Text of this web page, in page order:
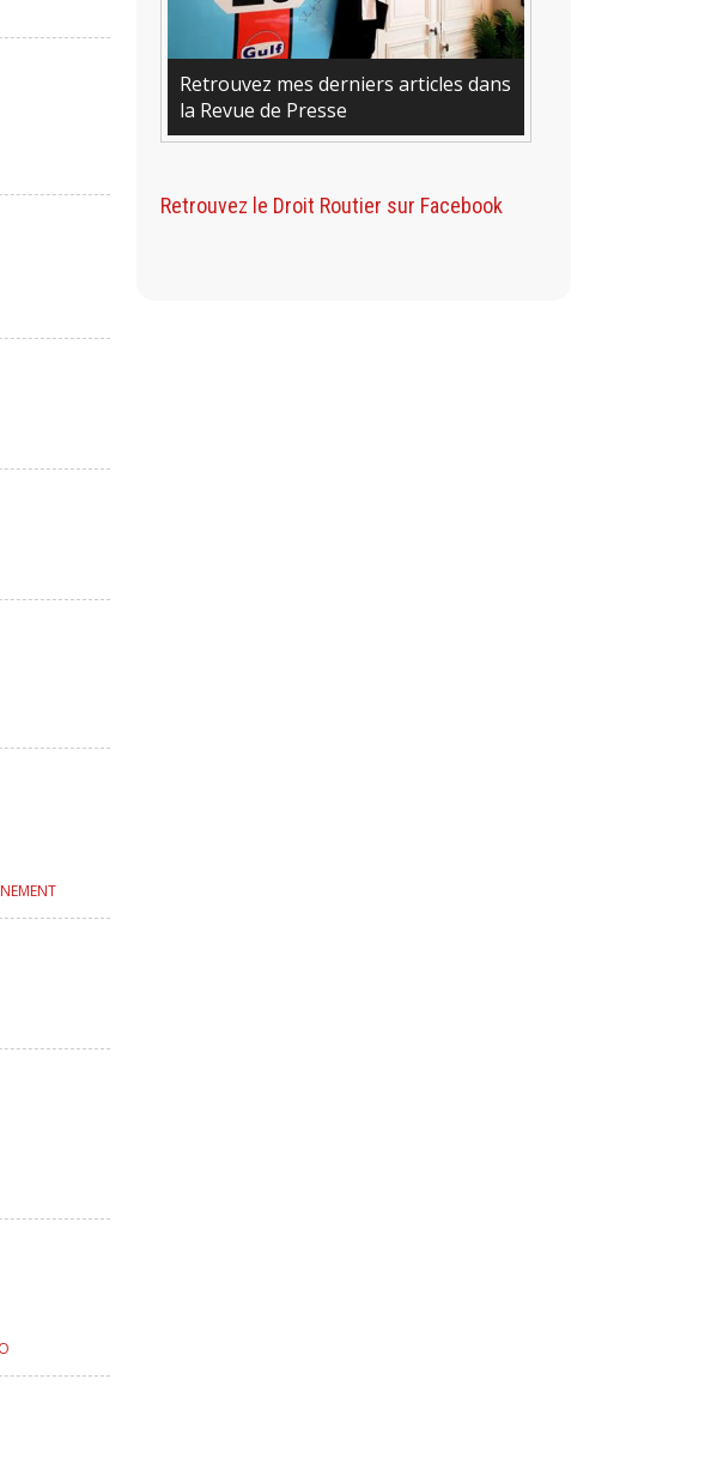
Retrouvez mes derniers articles dans
la Revue de Presse
Retrouvez mon Blog sur
Retrouvez le Droit Routier sur Facebook